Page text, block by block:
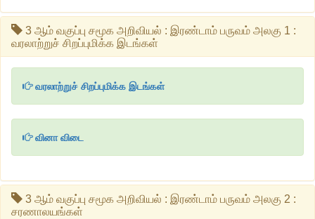
3 ஆம் வகுப்பு சமூக அறிவியல் : இரண்டாம் பருவம் அலகு 1 :
வரலாற்றுச் சிறப்புமிக்க இடங்கள்
வரலாற்றுச் சிறப்புமிக்க இடங்கள்
வினா விடை
3 ஆம் வகுப்பு சமூக அறிவியல் : இரண்டாம் பருவம் அலகு 2 :
சரணாலயங்கள்